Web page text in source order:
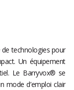
technologies pour
Un équipement
Le Barryvox® se
mode d’emploi clair